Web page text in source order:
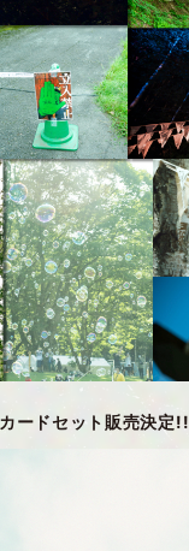
ードセット販売決定!!